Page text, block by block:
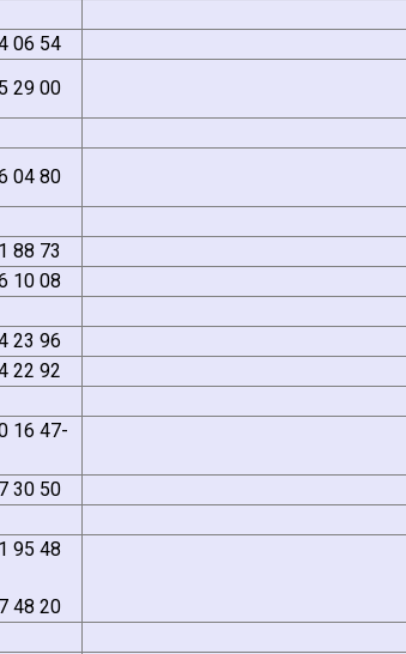
06 54
29 00
04 80
88 73
10 08
23 96
22 92
16 47-
30 50
95 48
48 20